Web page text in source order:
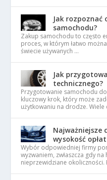
Jak rozpoznać
samochodu?
Zakup samochodu to często
proces, w którym łatwo
świecie używanych …
Jak
technicznego?
Przygotowanie samochodu
kluczowy krok, który może
użytkowaniu na drodze.
Najważniejsze
wysokość
Wybór odpowiedniej firmy
wyzwaniem, zwłaszcza gdy
nieprzewidziane